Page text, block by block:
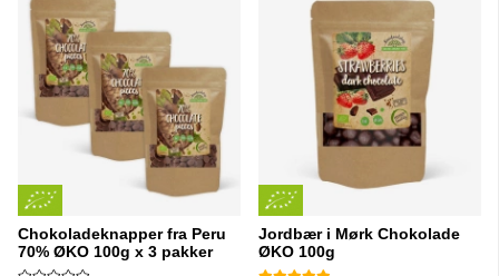
Chokoladeknapper fra Peru
70% ØKO 100g x 3 pakker
Jordbær i Mørk Chokolade
ØKO 100g